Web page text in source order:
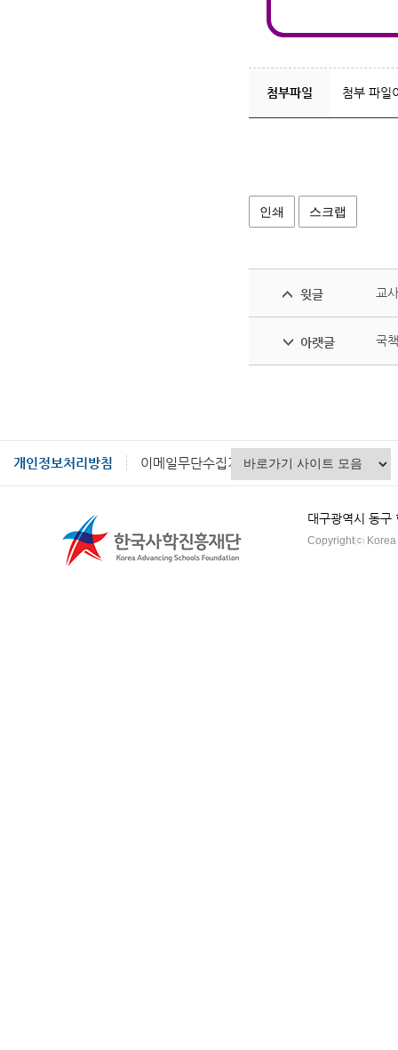
첨부파일 첨부 파일
인쇄 스크랩
윗글 교
아랫글 국
개인정보처리방침 이메일무단수집거부
대구광역시 동
Copyrightⓒ Korea